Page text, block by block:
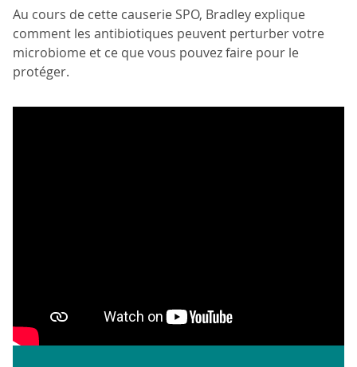
Au cours de cette causerie SPO, Bradley explique
comment les antibiotiques peuvent perturber votre
microbiome et ce que vous pouvez faire pour le
protéger.